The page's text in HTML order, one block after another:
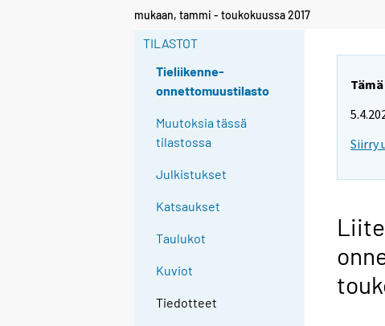
mukaan, tammi - toukokuussa 2017
TILASTOT
Tieliikenne-
onnettomuustilasto
Muutoksia tässä
tilastossa
Julkistukset
Katsaukset
Taulukot
Kuviot
Tiedotteet
Siirry